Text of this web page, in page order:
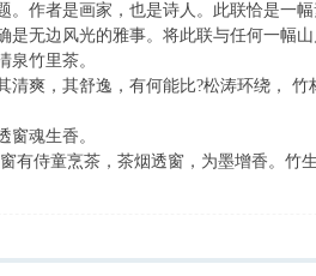
作者是画家，也是诗人。此联恰是一幅
是无边风光的雅事。将此联与任何一幅山
竹里茶。
爽，其舒逸，有何能比?松涛环绕， 竹
魂生香。
侍童烹茶，茶烟透窗，为墨增香。竹